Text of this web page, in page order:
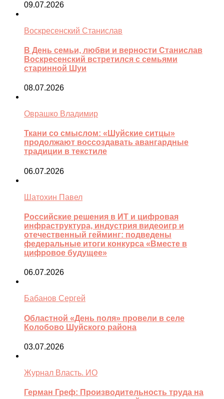
09.07.2026
Воскресенский Станислав
В День семьи, любви и верности Станислав
Воскресенский встретился с семьями
старинной Шуи
08.07.2026
Оврашко Владимир
Ткани со смыслом: «Шуйские ситцы»
продолжают воссоздавать авангардные
традиции в текстиле
06.07.2026
Шатохин Павел
Российские решения в ИТ и цифровая
инфраструктура, индустрия видеоигр и
отечественный гейминг: подведены
федеральные итоги конкурса «Вместе в
цифровое будущее»
06.07.2026
Бабанов Сергей
Областной «День поля» провели в селе
Колобово Шуйского района
03.07.2026
Журнал Власть. ИО
Герман Греф: Производительность труда на